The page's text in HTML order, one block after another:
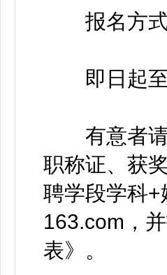
报名方式
即日起至
有意者请
职称证、获
聘学段学科+
163.com，
表》。